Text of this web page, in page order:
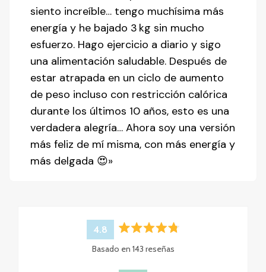
siento increíble… tengo muchísima más
energía y he bajado 3 kg sin mucho
esfuerzo. Hago ejercicio a diario y sigo
una alimentación saludable. Después de
estar atrapada en un ciclo de aumento
de peso incluso con restricción calórica
durante los últimos 10 años, esto es una
verdadera alegría… Ahora soy una versión
más feliz de mí misma, con más energía y
más delgada 😍»
4.8
4.8
Basado en 143 reseñas